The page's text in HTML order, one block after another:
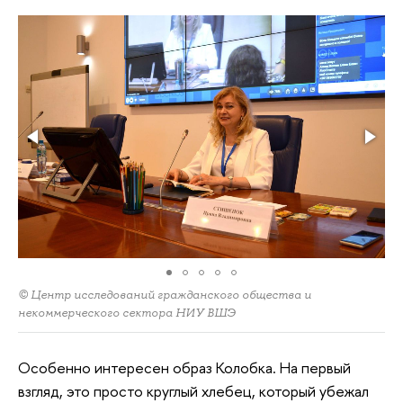
© Центр исследований гражданского общества и
некоммерческого сектора НИУ ВШЭ
Особенно интересен образ Колобка. На первый
взгляд, это просто круглый хлебец, который убежал